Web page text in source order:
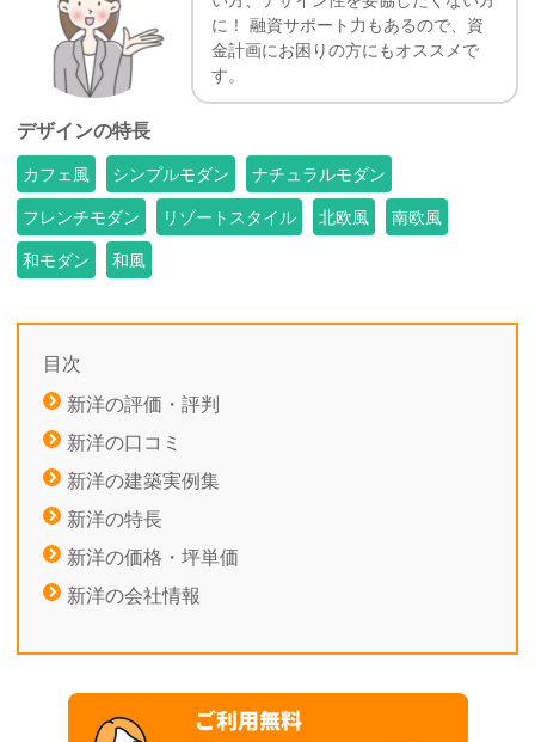
に！ 融資サポート力もあるので、資
金計画にお困りの方にもオススメで
す。
デザインの特長
カフェ風 シンプルモダン
ナチュラルモダン
フレンチモダン
リゾートスタイル 北欧風
南欧風
和モダン
和風
目次
新洋の評価・評判
新洋の口コミ
新洋の建築実例集
新洋の特長
新洋の価格・坪単価
新洋の会社情報